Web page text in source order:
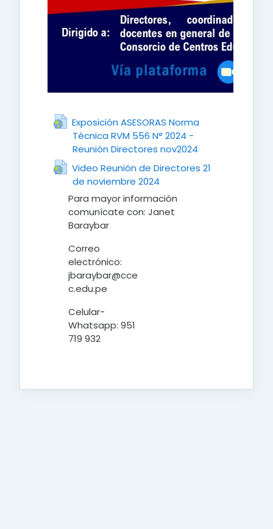
Exposición ASESORAS Norma
Técnica RVM 556 N° 2024 -
Reunión Directores nov2024
URL
Video Reunión de Directores 21
de noviembre 2024
URL
Para mayor información
comunícate con: Janet
Baraybar
Correo
electrónico:
jbaraybar@cce
c.edu.pe
Celular-
Whatsapp: 951
719 932